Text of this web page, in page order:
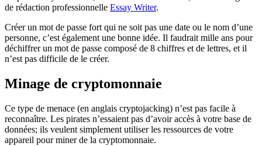
de rédaction professionnelle Essay Writer.
Créer un mot de passe fort qui ne soit pas une date ou le nom d’une
personne, c’est également une bonne idée. Il faudrait mille ans pour
déchiffrer un mot de passe composé de 8 chiffres et de lettres, et il
n’est pas difficile de le créer.
Minage de cryptomonnaie
Ce type de menace (en anglais cryptojacking) n’est pas facile à
reconnaître. Les pirates n’essaient pas d’avoir accès à votre base de
données; ils veulent simplement utiliser les ressources de votre
appareil pour miner de la cryptomonnaie.